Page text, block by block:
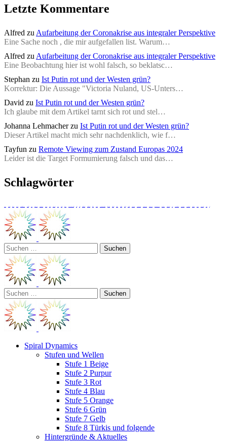
Letzte Kommentare
Alfred zu Aufarbeitung der Coronakrise aus integraler Perspektive
Eine Sache noch , die mir aufgefallen list. Warum…
Alfred zu Aufarbeitung der Coronakrise aus integraler Perspektive
Eine Beobachtung hier ist wohl falsch, so beklatsc…
Stephan zu Ist Putin rot und der Westen grün?
Korrektur: Die Aussage "Victoria Nuland, US-Unters…
David zu Ist Putin rot und der Westen grün?
Ich glaube mit dem Artikel tarnt sich rot und stel…
Johanna Lehmacher zu Ist Putin rot und der Westen grün?
Dieser Artikel macht mich sehr nachdenklich, wie f…
Tayfun zu Remote Viewing zum Zustand Europas 2024
Leider ist die Target Formumierung falsch und das…
Schlagwörter
Suchen
nach:
Suchen
nach:
Spiral Dynamics
Stufen und Wellen
Stufe 1 Beige
Stufe 2 Purpur
Stufe 3 Rot
Stufe 4 Blau
Stufe 5 Orange
Stufe 6 Grün
Stufe 7 Gelb
Stufe 8 Türkis und folgende
Hintergründe & Aktuelles